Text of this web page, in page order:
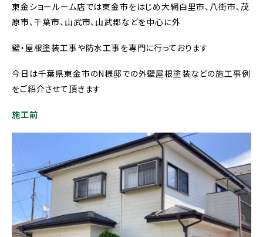
東金ショールーム店では東金市をはじめ大網白里市、八街市、茂
原市、千葉市、山武市、山武郡などを中心に外
壁・屋根塗装工事や防水工事を専門に行っております
今日は千葉県東金市のN様邸での外壁屋根塗装などの施工事例
をご紹介させて頂きます
施工前